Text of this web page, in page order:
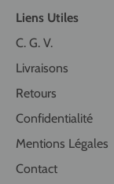
Liens Utiles
C. G. V.
Livraisons
Retours
Confidentialité
Mentions Légales
Contact